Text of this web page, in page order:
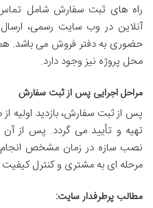
راه های ثبت سفارش شامل تماس
آنلاین در وب سایت رسمی،
حضوری به دفتر فروش می باشد.
محل پروژه نیز وجود دارد.
مراحل اجرایی پس از ثبت سفارش
پس از ثبت سفارش، بازدید
تهیه و تأیید می گردد. پس از
نصب سازه در زمان مشخص انجام
مرحله ای به مشتری و کنترل
مطالب پرطرفدار سایت: